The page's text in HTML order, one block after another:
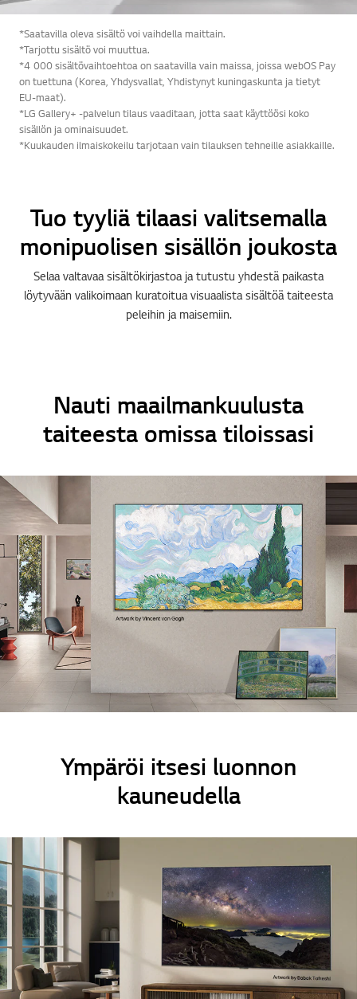
*Saatavilla oleva sisältö voi vaihdella maittain.
*Tarjottu sisältö voi muuttua.
*4 000 sisältövaihtoehtoa on saatavilla vain maissa, joissa webOS Pay
on tuettuna (Korea, Yhdysvallat, Yhdistynyt kuningaskunta ja tietyt
EU-maat).
*LG Gallery+ -palvelun tilaus vaaditaan, jotta saat käyttöösi koko
sisällön ja ominaisuudet.
*Kuukauden ilmaiskokeilu tarjotaan vain tilauksen tehneille asiakkaille.
Tuo tyyliä tilaasi valitsemalla
monipuolisen sisällön joukosta
Selaa valtavaa sisältökirjastoa ja tutustu yhdestä paikasta
löytyvään valikoimaan kuratoitua visuaalista sisältöä taiteesta
peleihin ja maisemiin.
Nauti maailmankuulusta
taiteesta omissa tiloissasi
Ympäröi itsesi luonnon
kauneudella